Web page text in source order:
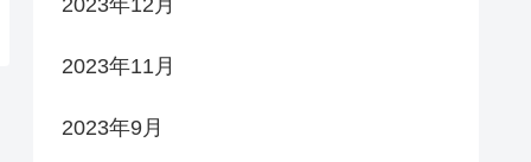
2023年12月
2023年11月
2023年9月